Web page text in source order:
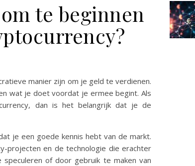
te beginnen
manier zijn om je geld te verdienen.
wat je doet voordat je ermee begint. Als
dan is het belangrijk dat je de
je een goede kennis hebt van de markt.
projecten en de technologie die erachter
of door gebruik te maken van